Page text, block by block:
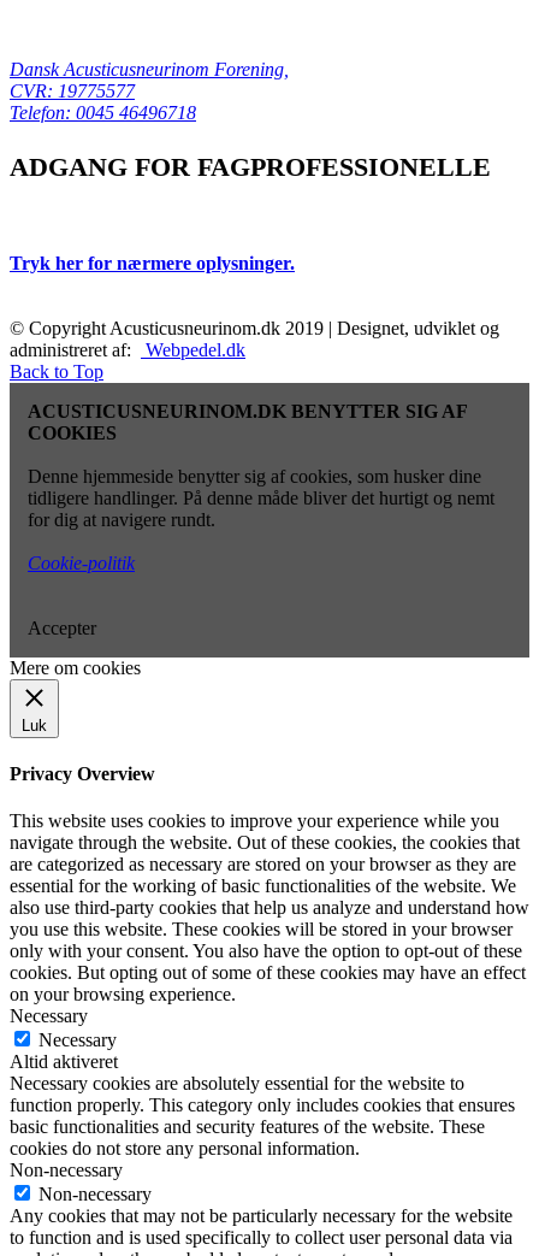
Dansk Acusticusneurinom Forening,
CVR: 19775577
Telefon: 0045 46496718
ADGANG FOR FAGPROFESSIONELLE
Tryk her for nærmere oplysninger.
© Copyright Acusticusneurinom.dk 2019 | Designet, udviklet og
administreret af:
Webpedel.dk
Back to Top
ACUSTICUSNEURINOM.DK BENYTTER SIG AF
COOKIES
Denne hjemmeside benytter sig af cookies, som husker dine
tidligere handlinger. På denne måde bliver det hurtigt og nemt
for dig at navigere rundt.
Cookie-politik
Accepter
Mere om cookies
Luk
Privacy Overview
This website uses cookies to improve your experience while you
navigate through the website. Out of these cookies, the cookies that
are categorized as necessary are stored on your browser as they are
essential for the working of basic functionalities of the website. We
also use third-party cookies that help us analyze and understand how
you use this website. These cookies will be stored in your browser
only with your consent. You also have the option to opt-out of these
cookies. But opting out of some of these cookies may have an effect
on your browsing experience.
Necessary
Necessary
Altid aktiveret
Necessary cookies are absolutely essential for the website to
function properly. This category only includes cookies that ensures
basic functionalities and security features of the website. These
cookies do not store any personal information.
Non-necessary
Non-necessary
Any cookies that may not be particularly necessary for the website
to function and is used specifically to collect user personal data via